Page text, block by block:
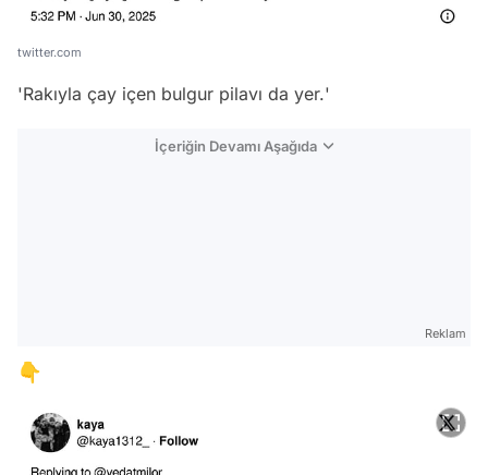
twitter.com
'Rakıyla çay içen bulgur pilavı da yer.'
İçeriğin Devamı Aşağıda
Reklam
👇